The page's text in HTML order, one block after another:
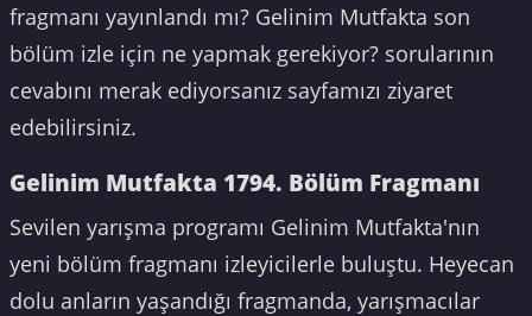
fragmanı yayınlandı mı? Gelinim Mutfakta son
bölüm izle için ne yapmak gerekiyor? sorularının
cevabını merak ediyorsanız sayfamızı ziyaret
edebilirsiniz.
Gelinim Mutfakta 1794. Bölüm Fragmanı
Sevilen yarışma programı Gelinim Mutfakta'nın
yeni bölüm fragmanı izleyicilerle buluştu. Heyecan
dolu anların yaşandığı fragmanda, yarışmacılar